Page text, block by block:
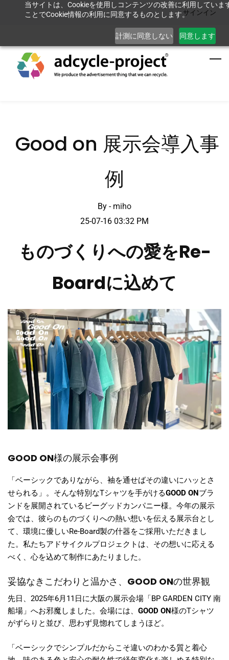
当サイトは、Cookieを使用しコンテンツの改善に利用していま
ことでCookie情報の利用に同意するものとします。
計測に同意しない 同意します
content
サインイン
Good on 展示会導入事
例
By - miho
25-07-16 03:32 PM
ものづくりへの愛をRe-
Boardに込めて
GOOD ON様の展示会事例
「ベーシックでありながら、袖を通せばその違いにハッとさ
せられる」。そんな特別なTシャツを手がけるGOOD ONブラ
ンドを展開されているビーグッドカンパニー様。今年の展示
会では、彼らのものづくりへの熱い想いを伝える展示台とし
て、環境に優しいRe-Board製の什器をご採用いただきまし
た。私たちアドサイクルプロジェクトは、その想いに応える
べく、心を込めて制作にあたりました。
妥協なきこだわりと温かさ、 GOOD ONの世界観
先日、2025年6月11日に大阪の展示会場「BP GARDEN CITY 南
船場」へお邪魔しました。会場には、 GOOD ON様のTシャツ
がずらりと並び、思わず見惚れてしまうほど。
「ベーシックでシンプルだからこそ違いのわかる質と着心